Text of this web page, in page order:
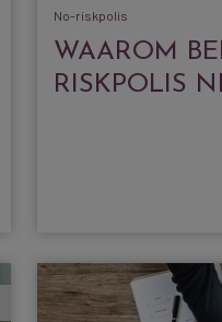
No-riskpolis
WAAROM
RISKPOLIS